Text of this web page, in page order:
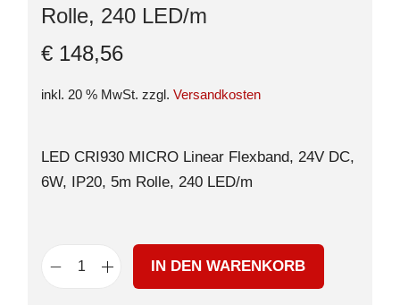
Rolle, 240 LED/m
€ 148,56
inkl. 20 % MwSt. zzgl. Versandkosten
LED CRI930 MICRO Linear Flexband, 24V DC,
6W, IP20, 5m Rolle, 240 LED/m
IN DEN WARENKORB